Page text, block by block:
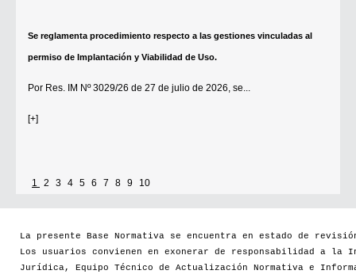
Se reglamenta procedimiento respecto a las gestiones vinculadas al
permiso de Implantación y Viabilidad de Uso.
Por Res. IM Nº 3029/26 de 27 de julio de 2026, se...
[+]
1 2 3 4 5 6 7 8 9 10
La presente Base Normativa se encuentra en estado de
Los usuarios convienen en exonerar de responsabilidad a la
Jurídica, Equipo Técnico de Actualización Normativa e